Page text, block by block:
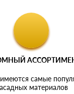
самые
материалов